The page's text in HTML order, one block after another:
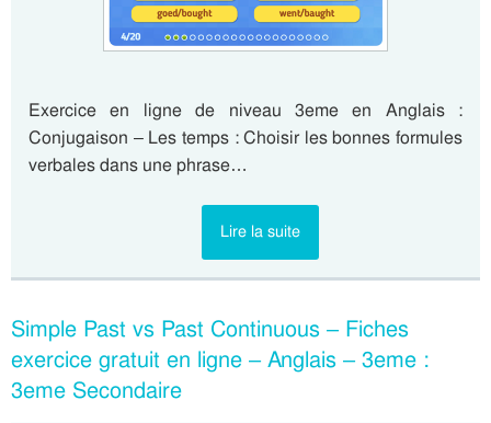
Exercice en ligne de niveau 3eme en Anglais :
Conjugaison – Les temps : Choisir les bonnes formules
verbales dans une phrase…
Lire la suite
Simple Past vs Past Continuous – Fiches
exercice gratuit en ligne – Anglais – 3eme :
3eme Secondaire